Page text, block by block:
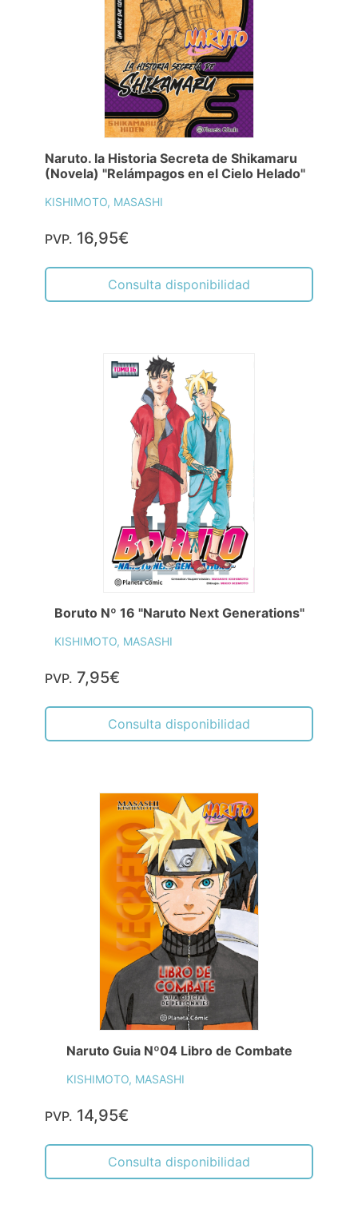
Naruto. la Historia Secreta de Shikamaru
(Novela) "Relámpagos en el Cielo Helado"
KISHIMOTO, MASASHI
PVP. 16,95€
Consulta disponibilidad
Boruto Nº 16 "Naruto Next Generations"
KISHIMOTO, MASASHI
PVP. 7,95€
Consulta disponibilidad
Naruto Guia Nº04 Libro de Combate
KISHIMOTO, MASASHI
PVP. 14,95€
Consulta disponibilidad